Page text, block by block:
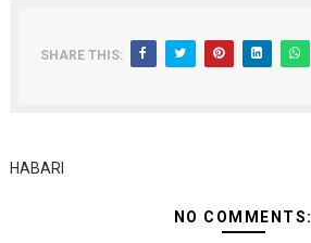
SHARE THIS:
HABARI
NO COMMENTS: